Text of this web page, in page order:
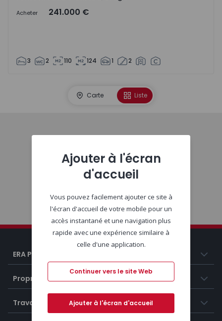
Acheter 241.000 €
3 2 110 124 1 2
Carte Liste
ERA Portugal
Propriétés
Travailler chez ERA
Ajouter à l'écran
d'accueil
Vous pouvez facilement ajouter ce site à
l'écran d'accueil de votre mobile pour un
accès instantané et une navigation plus
rapide avec une expérience similaire à
celle d'une application.
Continuer vers le site Web
Ajouter à l'écran d'accueil